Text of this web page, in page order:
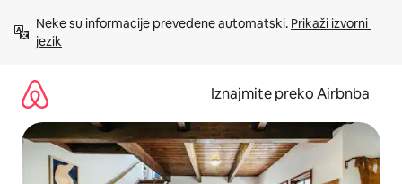
sadržaj
Neke su informacije prevedene automatski. Prikaži izvorni
jezik
Iznajmite preko Airbnba